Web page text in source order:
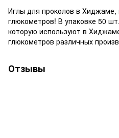
Иглы для проколов в Хиджаме,
глюкометров! В упаковке 50
которую используют в
глюкометров различных
Отзывы